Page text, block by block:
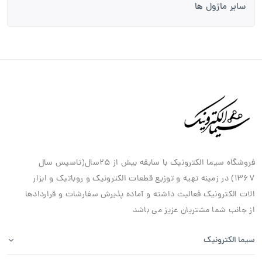
سایر ماژول ها
فروشگاه سیما الکترونیک با سابقه بیش از ۲۵سال(تاسیس سال
۱۳۶۷) در زمینه تهیه و توزیع قطعات الکترونیک و روباتیک و ابزار
الات الکترونیک فعالیت داشته و آماده پذیرش سفارشات و قراردادها
از جانب شما مشتریان عزیز می باشد
سیما الکترونیک